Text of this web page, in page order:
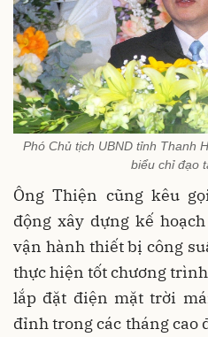
Phó Chủ tịch UBND tỉnh Thanh
biểu chỉ đạo
Ông Thiện cũng kêu
động xây dựng kế
vận hành thiết bị công
thực hiện tốt chương
lắp đặt điện mặt trời
đỉnh trong các tháng cao